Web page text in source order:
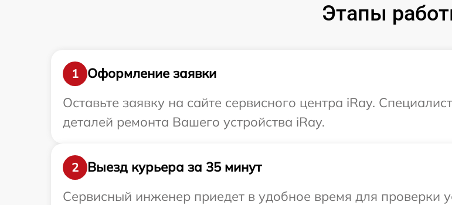
Этапы
1
Оформление заявки
Оставьте заявку на сайте сервисного центра iRay.
деталей ремонта Вашего устройства iRay.
2
Выезд курьера за 35 минут
Сервисный инженер приедет в удобное время для проверки